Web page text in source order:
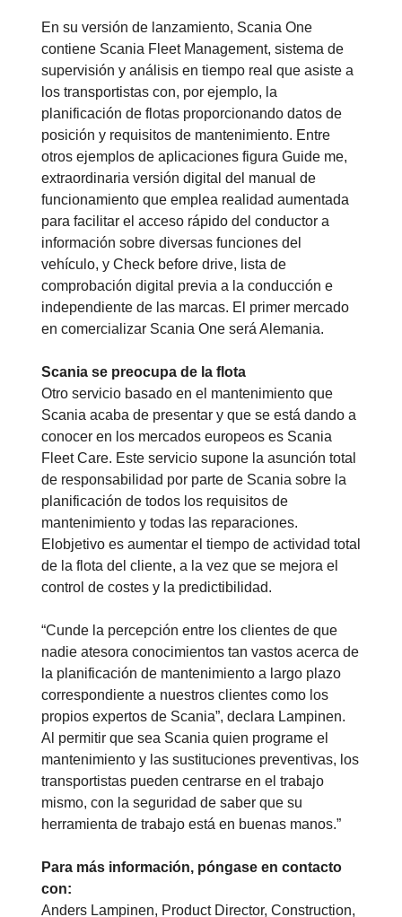
En su versión de lanzamiento, Scania One
contiene Scania Fleet Management, sistema de
supervisión y análisis en tiempo real que asiste a
los transportistas con, por ejemplo, la
planificación de flotas proporcionando datos de
posición y requisitos de mantenimiento. Entre
otros ejemplos de aplicaciones figura Guide me,
extraordinaria versión digital del manual de
funcionamiento que emplea realidad aumentada
para facilitar el acceso rápido del conductor a
información sobre diversas funciones del
vehículo, y Check before drive, lista de
comprobación digital previa a la conducción e
independiente de las marcas. El primer mercado
en comercializar Scania One será Alemania.
Scania se preocupa de la flota
Otro servicio basado en el mantenimiento que
Scania acaba de presentar y que se está dando a
conocer en los mercados europeos es Scania
Fleet Care. Este servicio supone la asunción total
de responsabilidad por parte de Scania sobre la
planificación de todos los requisitos de
mantenimiento y todas las reparaciones.
Elobjetivo es aumentar el tiempo de actividad total
de la flota del cliente, a la vez que se mejora el
control de costes y la predictibilidad.
“Cunde la percepción entre los clientes de que
nadie atesora conocimientos tan vastos acerca de
la planificación de mantenimiento a largo plazo
correspondiente a nuestros clientes como los
propios expertos de Scania”, declara Lampinen.
Al permitir que sea Scania quien programe el
mantenimiento y las sustituciones preventivas, los
transportistas pueden centrarse en el trabajo
mismo, con la seguridad de saber que su
herramienta de trabajo está en buenas manos.”
Para más información, póngase en contacto
con:
Anders Lampinen, Product Director, Construction,